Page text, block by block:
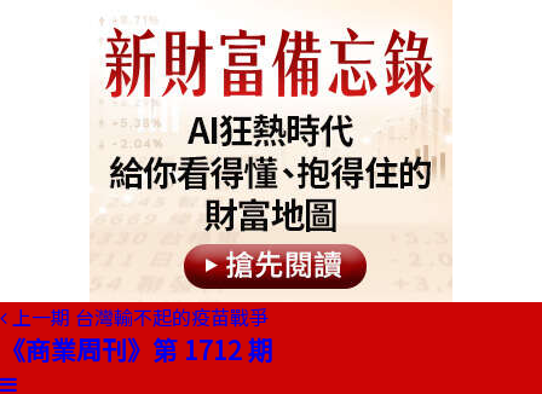
上一期 台灣輸不起的疫苗戰爭
《商業周刊》第 1712 期